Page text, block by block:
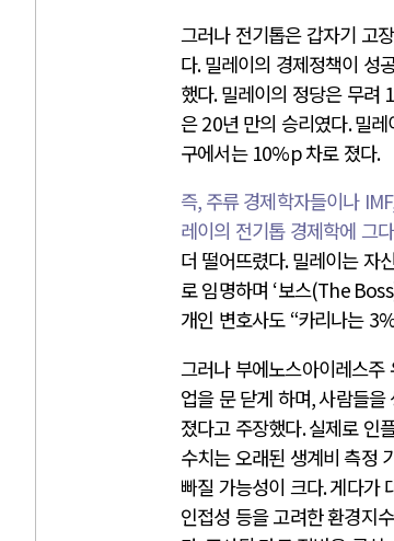
그러나 전기톱은 갑자기 고
다.밀레이의 경제정책이 성
했다.밀레이의 정당은 무려
은20년 만의 승리였다.밀
구에서는 10%p차로 졌다.
즉, 주류 경제학자들이나
레이의 전기톱 경제학에 그
더 떨어뜨렸다.밀레이는 자
로 임명하며 ‘보스(The
개인 변호사도 “카리나는
그러나 부에노스아이레스
업을 문 닫게 하며,사람들을
졌다고 주장했다.실제로 인
수치는 오래된 생계비 측정
빠질 가능성이 크다.게다가
인접성 등을 고려한 환경지